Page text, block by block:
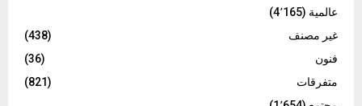
عالمية (4٬165)
غير مصنف
(438)
فنون
(36)
متفرقات
(821)